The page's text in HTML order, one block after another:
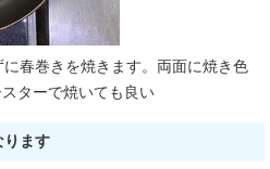
春巻きを焼きます。両面に焼き色
ターで焼いても良い
ます